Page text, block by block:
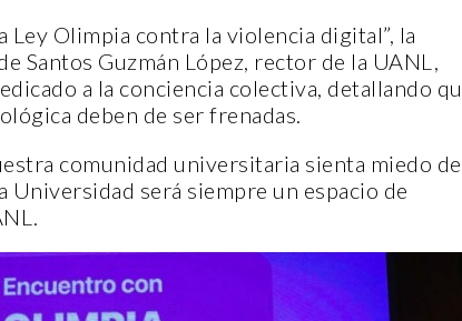
Olimpia contra la violencia digital”, la
Guzmán López, rector de la UANL,
a la conciencia colectiva, detallando
deben de ser frenadas.
comunidad universitaria sienta miedo de
Universidad será siempre un espacio de
ENTORNO VERDE
ENTORNO VERDE Y ANIMALIA
MUERTOS FCC, UANL.
ENTORNO
DEL
LA